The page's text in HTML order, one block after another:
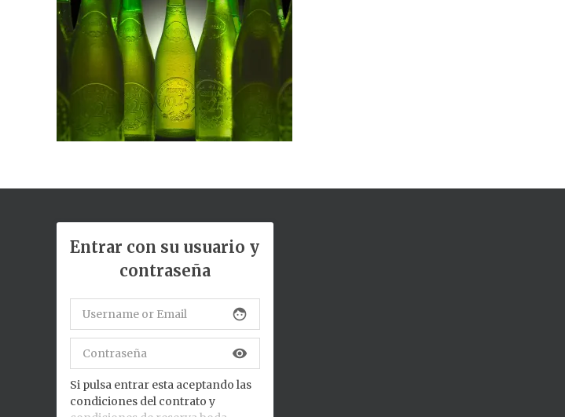
Entrar con su usuario y
contraseña
face
visibility
Si pulsa entrar esta aceptando las
condiciones del contrato y